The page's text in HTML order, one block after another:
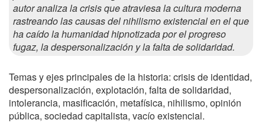
autor analiza la crisis que atraviesa la cultura moderna
rastreando las causas del nihilismo existencial en el que
ha caído la humanidad hipnotizada por el progreso
fugaz, la despersonalización y la falta de solidaridad.
Temas y ejes principales de la historia: crisis de identidad,
despersonalización, explotación, falta de solidaridad,
intolerancia, masificación, metafísica, nihilismo, opinión
pública, sociedad capitalista, vacío existencial.